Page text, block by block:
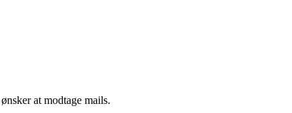
at modtage mails.